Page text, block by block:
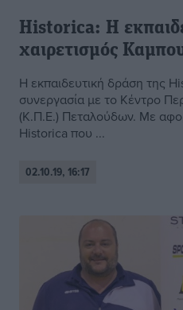
Historica: Η
χαιρετισμός
Η εκπαιδευτική δράση της
συνεργασία με το Κέντρο
(Κ.Π.Ε.) Πεταλούδων. Με
Historica που ...
02.10.19, 16:17